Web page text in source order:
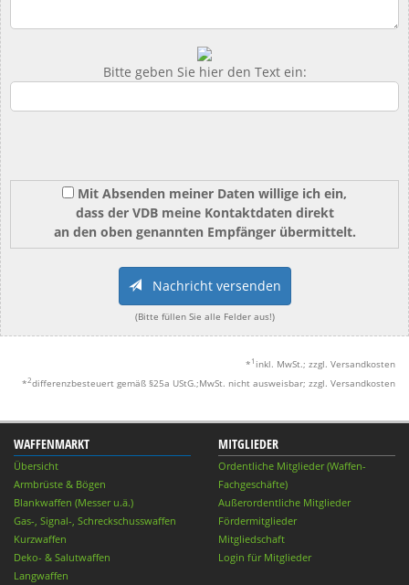
Bitte geben Sie hier den Text ein:
Mit Absenden meiner Daten willige ich ein,
dass der VDB meine Kontaktdaten direkt
an den oben genannten Empfänger übermittelt.
Nachricht versenden
(Bitte füllen Sie alle Felder aus!)
* 1 inkl. MwSt.; zzgl. Versandkosten
*2differenzbesteuert gemäß §25a UStG.;MwSt. nicht ausweisbar; zzgl. Versandkosten
WAFFENMARKT
Übersicht
Armbrüste & Bögen
Blankwaffen (Messer u.ä.)
Gas-, Signal-, Schreckschusswaffen
Kurzwaffen
Deko- & Salutwaffen
Langwaffen
MITGLIEDER
Ordentliche Mitglieder (Waffen-
Fachgeschäfte)
Außerordentliche Mitglieder
Fördermitglieder
Mitgliedschaft
Login für Mitglieder